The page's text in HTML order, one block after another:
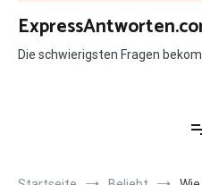
Zum
Inhalt
springen
Die schwierigsten Fragen